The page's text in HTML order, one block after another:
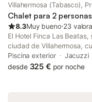
Villahermosa (Tabasco),
Chalet para 2 personas
8.3Muy bueno⋅23
El Hotel Finca Las
ciudad de Villahermosa,
aire libre y habitaciones
conexión Wi-Fi gratuita.
Piscina exterior Jacuzzi
desde 325 € por noche